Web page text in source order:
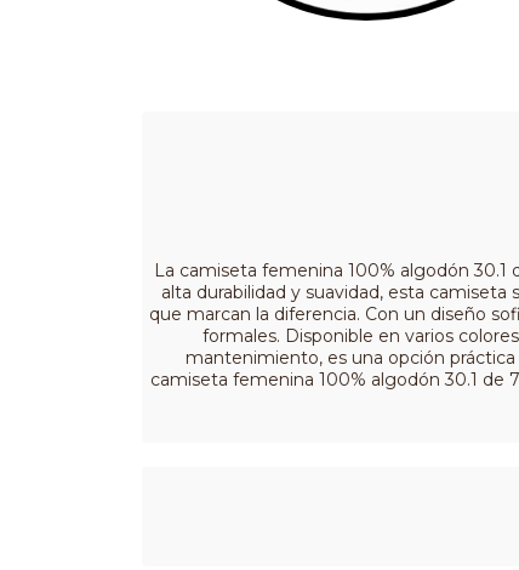
La camiseta femenina 100% algodón
alta durabilidad y suavidad, esta
que marcan la diferencia. Con un diseño
formales. Disponible en varios
mantenimiento, es una opción
camiseta femenina 100% algodón 30.1 de